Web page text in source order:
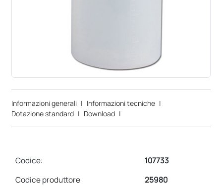
Informazioni generali | Informazioni tecniche |
Dotazione standard | Download |
Codice:
107733
Codice produttore
25980